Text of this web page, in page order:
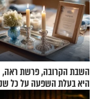
השבת הקרובה, פרשת ראה,
היא בעלת השפעה על כל
תשפ"ז